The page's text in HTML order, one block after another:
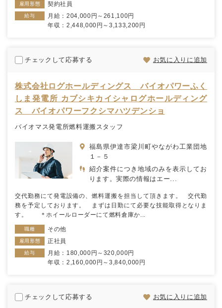
雇用形態 契約社員
給与
月給：204,000円～261,100円
年収：2,448,000円～3,133,200円
チェックして応募する お気に入りに追加
株式会社ログホールディングス バイオパワーふく
しま発電所 カブシキカイシャログホールディング
ス バイオパワーフクシマハツデンショ
バイオマス発電所燃料運搬スタッフ
福島県伊達市梁川町やながわ工業団地
１－５
紹介案件につき地域のみを表示してお
ります。実際の情報はエー...
交代勤務にて発電設備の、燃料運搬を担当して頂きます。 交代勤
務を予定しております。 まずは日勤にて必要な技能取得となりま
す。 ＊ホイールローダーにて燃料倉庫か...
職種 その他
雇用形態 正社員
給与
月給：180,000円～320,000円
年収：2,160,000円～3,840,000円
チェックして応募する お気に入りに追加